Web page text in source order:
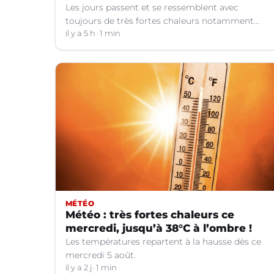
Les jours passent et se ressemblent avec
toujours de très fortes chaleurs notamment
dans le Languedoc. Jusqu’à quand ?
il y a 5 h 1 min
MÉTÉO
Météo : très fortes chaleurs ce
mercredi, jusqu’à 38°C à l’ombre !
Les températures repartent à la hausse dès ce
mercredi 5 août.
il y a 2 j 1 min